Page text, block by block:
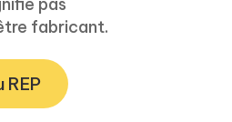
pas
fabricant.
REP